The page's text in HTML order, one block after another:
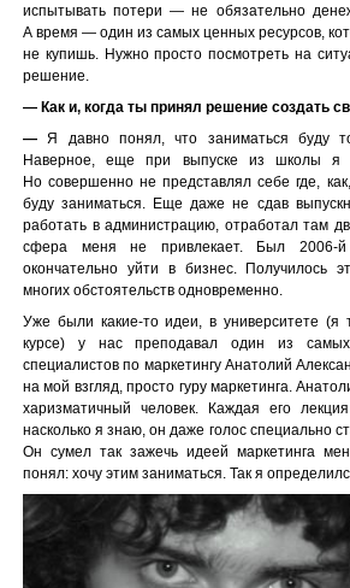
испытывать потери — не обязательно
А время — один из самых ценных ресурсов,
не купишь. Нужно просто посмотреть на
решение.
— Как и, когда ты принял решение создать
— Я давно понял, что заниматься буду
Наверное, еще при выпуске из школы я
Но совершенно не представлял себе где,
буду заниматься. Еще даже не сдав
работать в администрацию, отработал там
сфера меня не привлекает. Был 2006-
окончательно уйти в бизнес. Получилось
многих обстоятельств одновременно.
Уже были какие-то идеи, в университете (я
курсе) у нас преподавал один из
специалистов по маркетингу Анатолий
на мой взгляд, просто гуру маркетинга.
харизматичный человек. Каждая его
насколько я знаю, он даже голос специально
Он сумел так зажечь идеей маркетинга
понял: хочу этим заниматься. Так я